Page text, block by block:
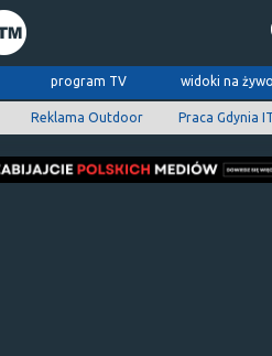
program TV widoki na
Reklama Outdoor Praca Gdynia